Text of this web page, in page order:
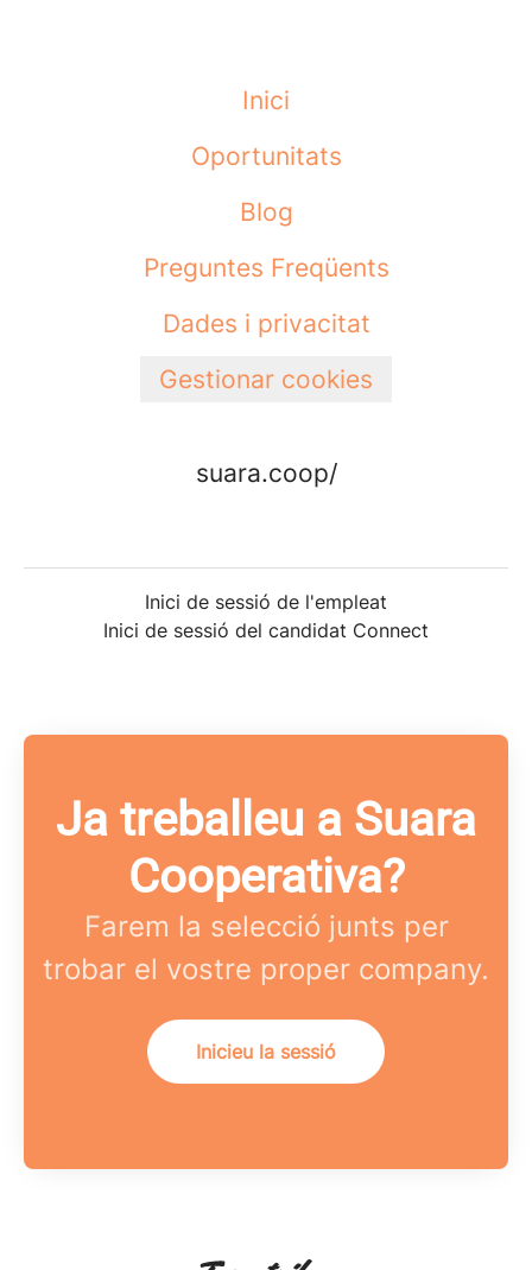
Inici
Oportunitats
Blog
Preguntes Freqüents
Dades i privacitat
Gestionar cookies
suara.coop/
Inici de sessió de l'empleat
Inici de sessió del candidat Connect
Ja treballeu a Suara
Cooperativa?
Farem la selecció junts per
trobar el vostre proper company.
Inicieu la sessió